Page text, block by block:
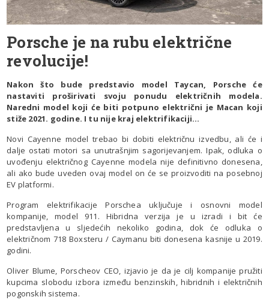
Porsche je na rubu električne
revolucije!
Nakon što bude predstavio model Taycan, Porsche će
nastaviti proširivati svoju ponudu električnih modela.
Naredni model koji će biti potpuno električni je Macan koji
stiže 2021. godine. I tu nije kraj elektrifikaciji…
Novi Cayenne model trebao bi dobiti električnu izvedbu, ali će i
dalje ostati motori sa unutrašnjim sagorijevanjem. Ipak, odluka o
uvođenju električnog Cayenne modela nije definitivno donesena,
ali ako bude uveden ovaj model on će se proizvoditi na posebnoj
EV platformi.
Program elektrifikacije Porschea uključuje i osnovni model
kompanije, model 911. Hibridna verzija je u izradi i bit će
predstavljena u sljedećih nekoliko godina, dok će odluka o
električnom 718 Boxsteru / Caymanu biti donesena kasnije u 2019.
godini.
Oliver Blume, Porscheov CEO, izjavio je da je cilj kompanije pružiti
kupcima slobodu izbora između benzinskih, hibridnih i električnih
pogonskih sistema.